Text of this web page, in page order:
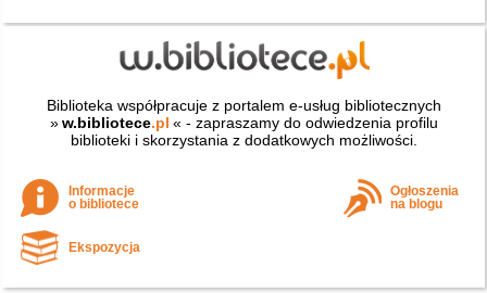
Biblioteka współpracuje z portalem e-usług bibliotecznych
» w.bibliotece.pl « - zapraszamy do odwiedzenia profilu
biblioteki i skorzystania z dodatkowych możliwości.
Informacje
o bibliotece
Ogłoszenia
na blogu
Ekspozycja